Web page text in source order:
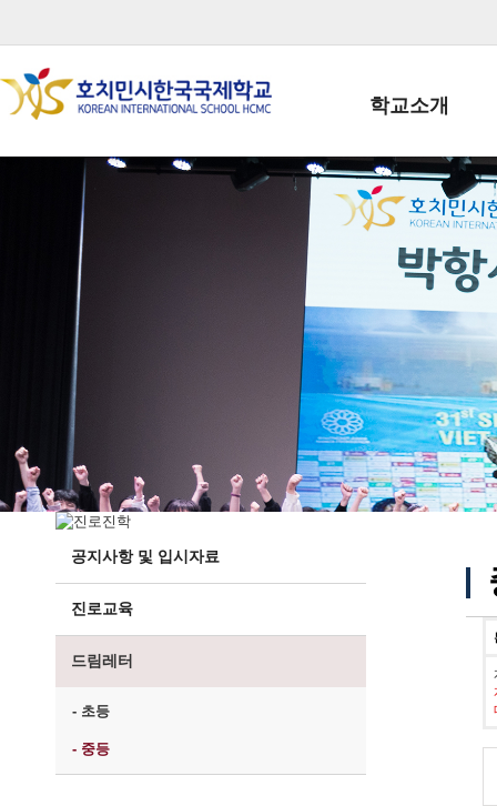
학교소개
학교장인사말
학생회장인사말
학교상징
학교 CI
교직원현황
학생현황
위치/전화
전경사진
공지사항 및 입시자료
진로교육
드림레터
- 초등
- 중등